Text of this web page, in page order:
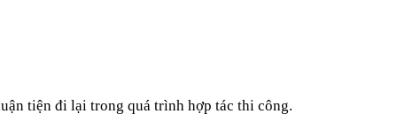
tiện đi lại trong quá trình hợp tác thi công.